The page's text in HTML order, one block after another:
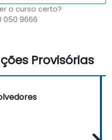
o curso certo?
050 9666
Provisórias